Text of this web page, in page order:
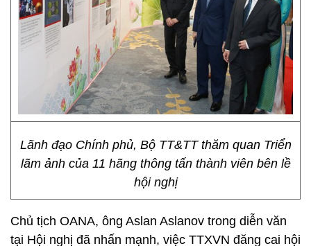
Lãnh đạo Chính phủ, Bộ TT&TT thăm quan Triển
lãm ảnh của 11 hãng thông tấn thành viên bên lề
hội nghị
Chủ tịch OANA, ông Aslan Aslanov trong diễn văn
tại Hội nghị đã nhấn mạnh, việc TTXVN đăng cai hội